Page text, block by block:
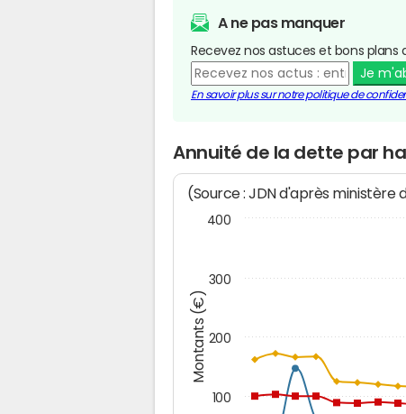
A ne pas manquer
Recevez nos astuces et bons
Je
En savoir plus sur notre politique de
Annuité de la dette par
Montants (€)
(Source : JDN d'après ministère
100
200
300
400